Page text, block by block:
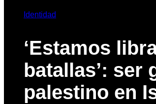
Identidad
‘Estamos
batallas’: ser
palestino en